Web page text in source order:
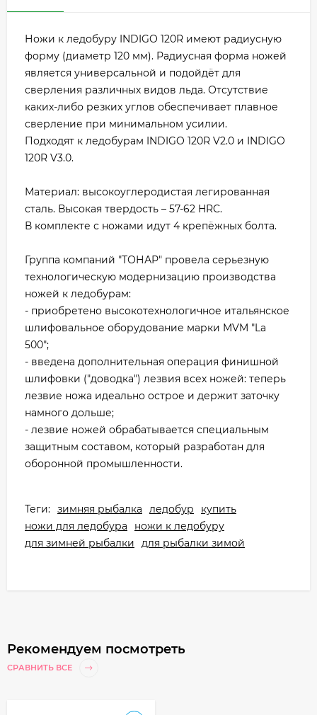
Ножи к ледобуру INDIGO 120R имеют радиусную
форму (диаметр 120 мм). Радиусная форма ножей
является универсальной и подойдёт для
сверления различных видов льда. Отсутствие
каких-либо резких углов обеспечивает плавное
сверление при минимальном усилии.
Подходят к ледобурам INDIGO 120R V2.0 и INDIGO
120R V3.0.
Материал: высокоуглеродистая легированная
сталь. Высокая твердость – 57-62 HRC.
В комплекте с ножами идут 4 крепёжных болта.
Группа компаний "ТОНАР" провела серьезную
технологическую модернизацию производства
ножей к ледобурам:
- приобретено высокотехнологичное итальянское
шлифовальное оборудование марки MVM "La
500";
- введена дополнительная операция финишной
шлифовки ("доводка") лезвия всех ножей: теперь
лезвие ножа идеально острое и держит заточку
намного дольше;
- лезвие ножей обрабатывается специальным
защитным составом, который разработан для
оборонной промышленности.
Теги: зимняя рыбалка ледобур
купить
ножи для ледобура
ножи к ледобуру
для зимней рыбалки
для рыбалки зимой
Рекомендуем посмотреть
СРАВНИТЬ ВСЕ